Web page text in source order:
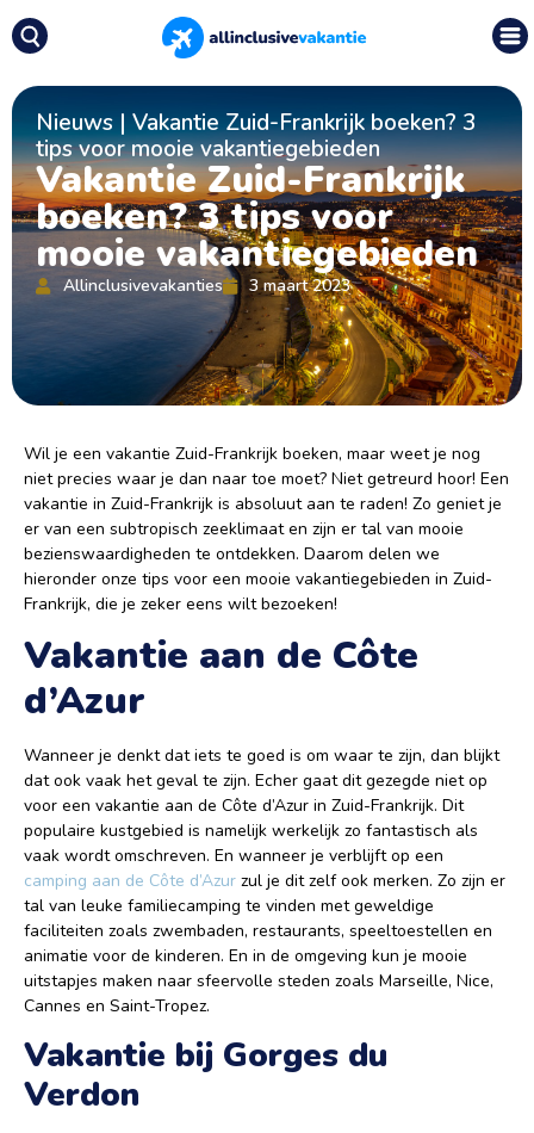
Nieuws | Vakantie Zuid-Frankrijk boeken? 3
tips voor mooie vakantiegebieden
Vakantie Zuid-Frankrijk
boeken? 3 tips voor
mooie vakantiegebieden
Allinclusivevakanties 3 maart 2023
Wil je een vakantie Zuid-Frankrijk boeken, maar weet je nog
niet precies waar je dan naar toe moet? Niet getreurd hoor! Een
vakantie in Zuid-Frankrijk is absoluut aan te raden! Zo geniet je
er van een subtropisch zeeklimaat en zijn er tal van mooie
bezienswaardigheden te ontdekken. Daarom delen we
hieronder onze tips voor een mooie vakantiegebieden in Zuid-
Frankrijk, die je zeker eens wilt bezoeken!
Vakantie aan de Côte
d’Azur
Wanneer je denkt dat iets te goed is om waar te zijn, dan blijkt
dat ook vaak het geval te zijn. Echer gaat dit gezegde niet op
voor een vakantie aan de Côte d’Azur in Zuid-Frankrijk. Dit
populaire kustgebied is namelijk werkelijk zo fantastisch als
vaak wordt omschreven. En wanneer je verblijft op een
camping aan de Côte d’Azur zul je dit zelf ook merken. Zo zijn er
tal van leuke familiecamping te vinden met geweldige
faciliteiten zoals zwembaden, restaurants, speeltoestellen en
animatie voor de kinderen. En in de omgeving kun je mooie
uitstapjes maken naar sfeervolle steden zoals Marseille, Nice,
Cannes en Saint-Tropez.
Vakantie bij Gorges du
Verdon